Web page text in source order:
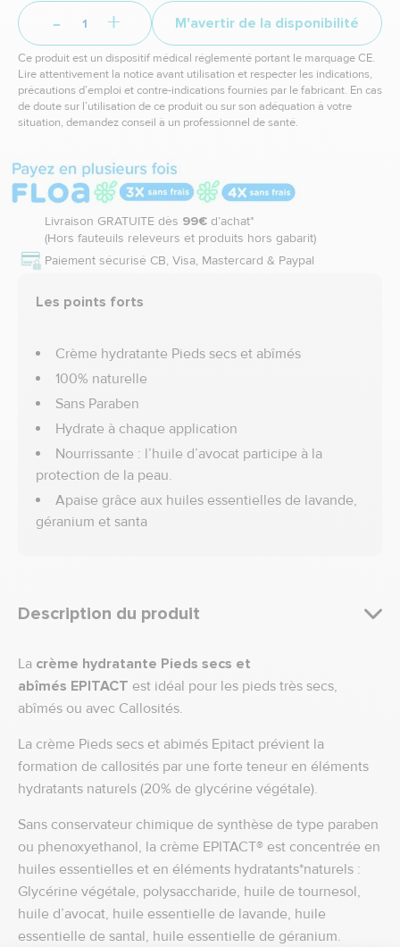
- + M'avertir de la disponibilité
Ce produit est un dispositif médical réglementé portant le marquage CE.
Lire attentivement la notice avant utilisation et respecter les indications,
précautions d’emploi et contre-indications fournies par le fabricant. En cas
de doute sur l’utilisation de ce produit ou sur son adéquation à votre
situation, demandez conseil à un professionnel de santé.
Livraison GRATUITE dès 99€ d’achat*
(Hors fauteuils releveurs et produits hors gabarit)
Paiement sécurisé CB, Visa, Mastercard & Paypal
Les points forts
Crème hydratante Pieds secs et abîmés
100% naturelle
Sans Paraben
Hydrate à chaque application
Nourrissante : l’huile d’avocat participe à la
protection de la peau.
Apaise grâce aux huiles essentielles de lavande,
géranium et santa
Description du produit
La crème hydratante Pieds secs et
abîmés EPITACT est idéal pour les pieds très secs,
abîmés ou avec Callosités.
La crème Pieds secs et abimés Epitact prévient la
formation de callosités par une forte teneur en éléments
hydratants naturels (20% de glycérine végétale).
Sans conservateur chimique de synthèse de type paraben
ou phenoxyethanol, la crème EPITACT® est concentrée en
huiles essentielles et en éléments hydratants*naturels :
Glycérine végétale, polysaccharide, huile de tournesol,
huile d’avocat, huile essentielle de lavande, huile
essentielle de santal, huile essentielle de géranium.